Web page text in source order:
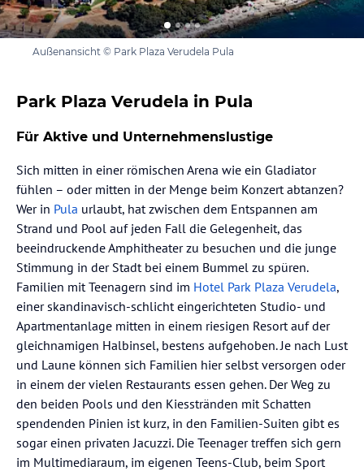
Außenansicht © Park Plaza Verudela Pula
Park Plaza Verudela in Pula
Für Aktive und Unternehmenslustige
Sich mitten in einer römischen Arena wie ein Gladiator
fühlen – oder mitten in der Menge beim Konzert abtanzen?
Wer in Pula urlaubt, hat zwischen dem Entspannen am
Strand und Pool auf jeden Fall die Gelegenheit, das
beeindruckende Amphitheater zu besuchen und die junge
Stimmung in der Stadt bei einem Bummel zu spüren.
Familien mit Teenagern sind im Hotel Park Plaza Verudela,
einer skandinavisch-schlicht eingerichteten Studio- und
Apartmentanlage mitten in einem riesigen Resort auf der
gleichnamigen Halbinsel, bestens aufgehoben. Je nach Lust
und Laune können sich Familien hier selbst versorgen oder
in einem der vielen Restaurants essen gehen. Der Weg zu
den beiden Pools und den Kiesstränden mit Schatten
spendenden Pinien ist kurz, in den Familien-Suiten gibt es
sogar einen privaten Jacuzzi. Die Teenager treffen sich gern
im Multimediaraum, im eigenen Teens-Club, beim Sport